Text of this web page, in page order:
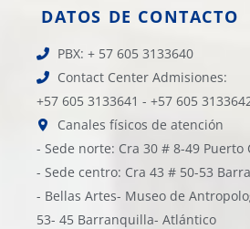
DATOS DE CONTACTO
PBX: + 57 605 3133640
Contact Center Admisiones:
+57 605 3133641 - +57 605
Canales físicos de atención
- Sede norte: Cra 30 # 8-49 Puerto
- Sede centro: Cra 43 # 50-53
- Bellas Artes- Museo de
53- 45 Barranquilla- Atlántico